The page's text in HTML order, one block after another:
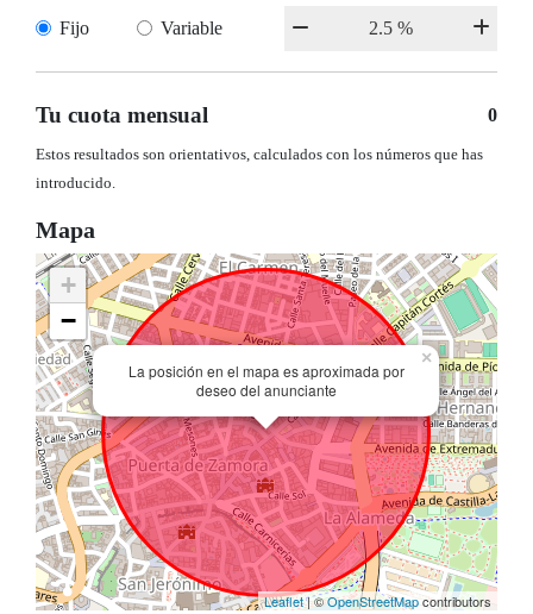
Fijo Variable
Tu cuota mensual 0
Estos resultados son orientativos, calculados con los números que has
introducido.
Mapa
La posición en el mapa es aproximada por
deseo del anunciante
×
+
−
Leaflet| ©OpenStreetMapcontributors